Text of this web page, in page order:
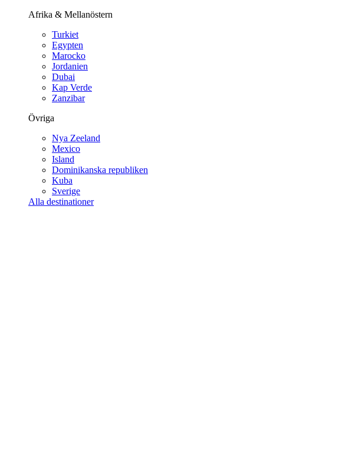
Afrika & Mellanöstern
Turkiet
Egypten
Marocko
Jordanien
Dubai
Kap Verde
Zanzibar
Övriga
Nya Zeeland
Mexico
Island
Dominikanska republiken
Kuba
Sverige
Alla destinationer